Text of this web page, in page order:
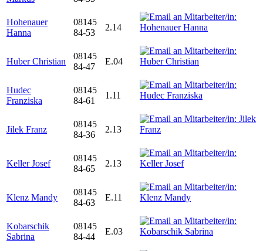
Hohenauer
Hanna
08145
84-53
2.14
Huber Christian
08145
84-47
E.04
Hudec
Franziska
08145
84-61
1.11
Jilek Franz
08145
84-36
2.13
Keller Josef
08145
84-65
2.13
Klenz Mandy
08145
84-63
E.11
Kobarschik
Sabrina
08145
84-44
E.03